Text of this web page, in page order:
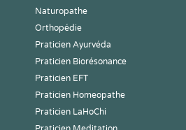
Naturopathe
Orthopédie
Praticien Ayurvéda
Praticien Biorésonance
Praticien EFT
Praticien Homeopathe
Praticien LaHoChi